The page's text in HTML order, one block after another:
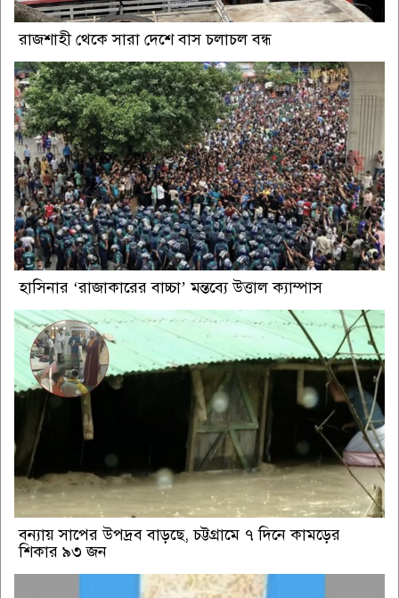
রাজশাহী থেকে সারা দেশে বাস চলাচল বন্ধ
হাসিনার ‘রাজাকারের বাচ্চা’ মন্তব্যে উত্তাল ক্যাম্পাস
বন্যায় সাপের উপদ্রব বাড়ছে, চট্টগ্রামে ৭ দিনে কামড়ের
শিকার ৯৩ জন